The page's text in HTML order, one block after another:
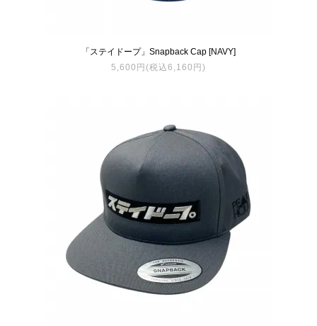
「ステイドープ」Snapback Cap [NAVY]
5,600円(税込6,160円)